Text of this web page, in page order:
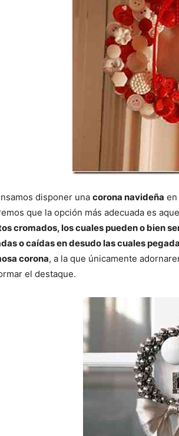
disponer una corona navideña en
que la opción más adecuada es
cromados, los cuales pueden o bien
o caídas en desudo las cuales
corona, a la que únicamente
el destaque.